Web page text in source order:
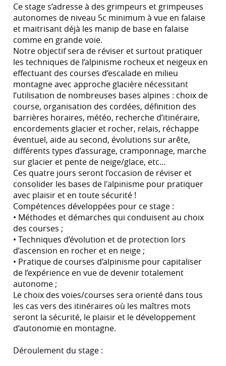
Ce stage s’adresse à des grimpeurs et grimpeuses
autonomes de niveau 5c minimum à vue en falaise
et maitrisant déjà les manip de base en falaise
comme en grande voie.
Notre objectif sera de réviser et surtout pratiquer
les techniques de l’alpinisme rocheux et neigeux en
effectuant des courses d’escalade en milieu
montagne avec approche glacière nécessitant
l’utilisation de nombreuses bases alpines : choix de
course, organisation des cordées, définition des
barrières horaires, météo, recherche d’itinéraire,
encordements glacier et rocher, relais, réchappe
éventuel, aide au second, évolutions sur arête,
différents types d’assurage, cramponnage, marche
sur glacier et pente de neige/glace, etc…
Ces quatre jours seront l’occasion de réviser et
consolider les bases de l'alpinisme pour pratiquer
avec plaisir et en toute sécurité !
Compétences développées pour ce stage :
• Méthodes et démarches qui conduisent au choix
des courses ;
• Techniques d’évolution et de protection lors
d’ascension en rocher et en neige ;
• Pratique de courses d’alpinisme pour capitaliser
de l’expérience en vue de devenir totalement
autonome ;
Le choix des voies/courses sera orienté dans tous
les cas vers des itinéraires où les maîtres mots
seront la sécurité, le plaisir et le développement
d’autonomie en montagne.
Déroulement du stage :